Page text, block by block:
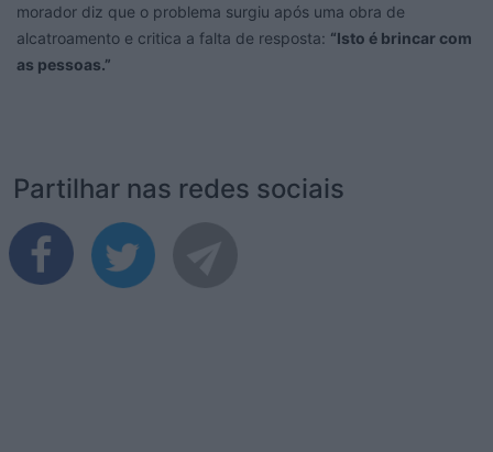
morador diz que o problema surgiu após uma obra de
alcatroamento e critica a falta de resposta: “Isto é brincar com
as pessoas.”
Partilhar nas redes sociais